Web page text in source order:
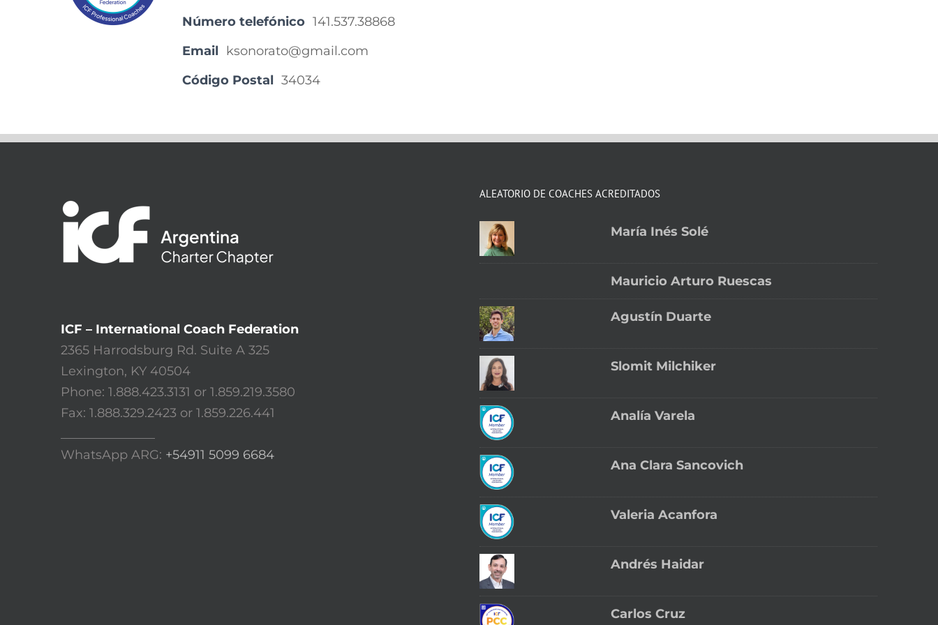
Número telefónico 141.537.38868
Email
ksonorato@gmail.com
Código Postal 34034
ICF – International Coach Federation
2365 Harrodsburg Rd. Suite A 325
Lexington, KY 40504
Phone: 1.888.423.3131 or 1.859.219.3580
Fax: 1.888.329.2423 or 1.859.226.441
WhatsApp ARG: +54911 5099 6684
ALEATORIO DE COACHES ACREDITADOS
María Inés Solé
Mauricio Arturo Ruescas
Agustín Duarte
Slomit Milchiker
Analía Varela
Ana Clara Sancovich
Valeria Acanfora
Andrés Haidar
Carlos Cruz